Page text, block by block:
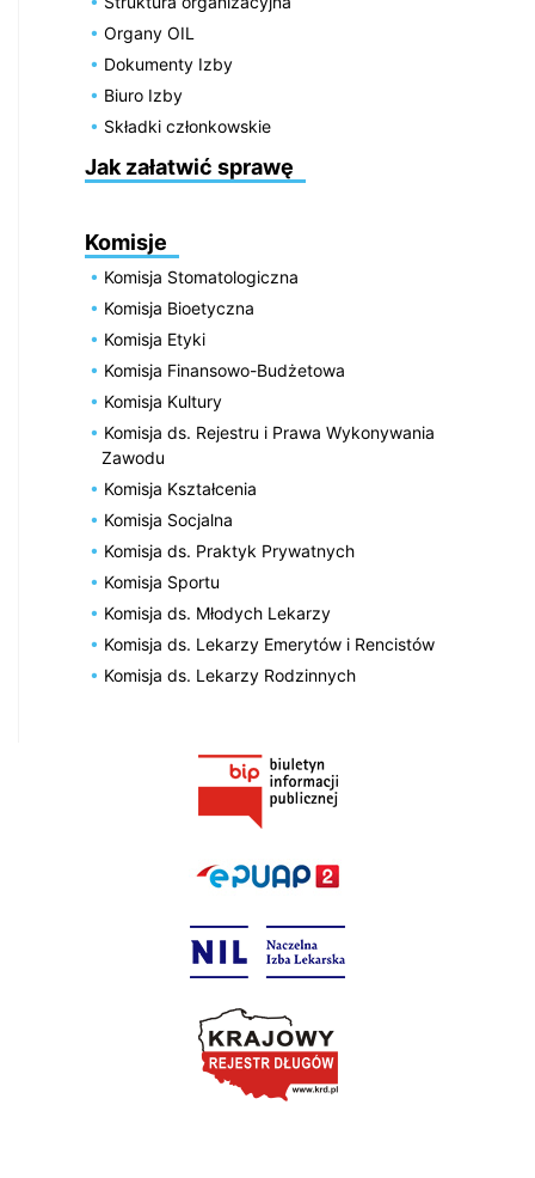
Organy OIL
Dokumenty Izby
Biuro Izby
Składki członkowskie
Jak załatwić sprawę
Komisje
Komisja Stomatologiczna
Komisja Bioetyczna
Komisja Etyki
Komisja Finansowo-Budżetowa
Komisja Kultury
Komisja ds. Rejestru i Prawa Wykonywania
Zawodu
Komisja Kształcenia
Komisja Socjalna
Komisja ds. Praktyk Prywatnych
Komisja Sportu
Komisja ds. Młodych Lekarzy
Komisja ds. Lekarzy Emerytów i Rencistów
Komisja ds. Lekarzy Rodzinnych